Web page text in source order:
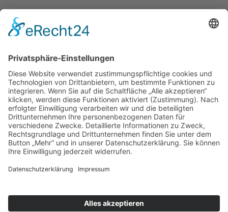
Unterstütze die .lkj) Sachsen-Anhalt durch deine
Online-Einkäufe. Ganz ohne Mehrkosten.
Kontakt
Impressum
Datenschutzerklärung
Barrierefreiheitserklärung
Downloads
Facebook
Instagram Vimeo Youtube